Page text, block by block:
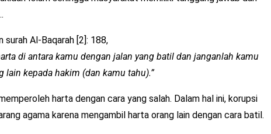
surah Al-Baqarah [2]: 188,
di antara kamu dengan jalan yang batil dan janganlah kamu
lain kepada hakim (dan kamu tahu).”
harta dengan cara yang salah. Dalam hal ini, korupsi
agama karena mengambil harta orang lain dengan cara batil.